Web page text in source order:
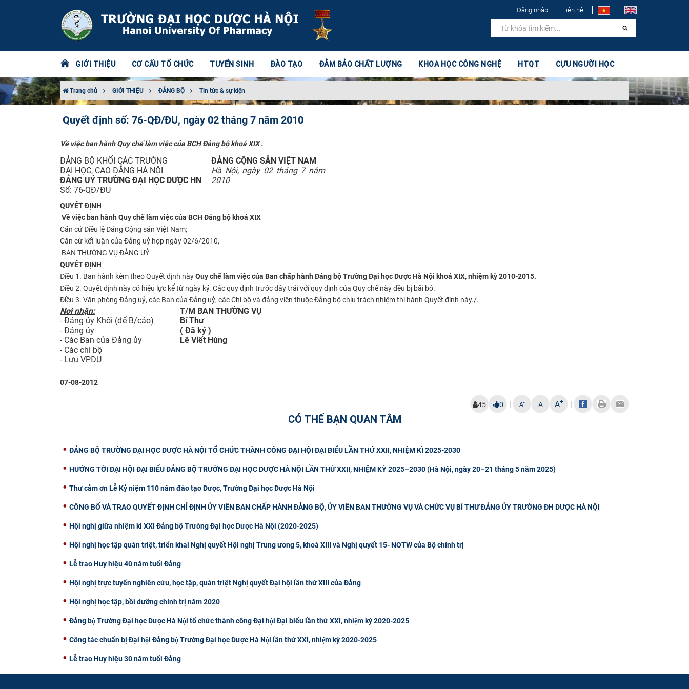
Đăng nhập Liên hệ
GIỚI THIỆU CƠ CẤU TỔ CHỨC TUYỂN SINH ĐÀO TẠO ĐẢM BẢO CHẤT LƯỢNG KHOA HỌC CÔNG NGHỆ HTQT CỰU NGƯỜI HỌC
Trang chủ GIỚI THIỆU ĐẢNG BỘ Tin tức & sự kiện
Quyết định số: 76-QĐ/ĐU, ngày 02 tháng 7 năm 2010
Về việc ban hành Quy chế làm việc của BCH Đảng bộ khoá XIX .
ĐẢNG BỘ KHỐI CÁC TRƯỜNG
ĐẠI HỌC, CAO ĐẲNG HÀ NỘI
ĐẢNG UỶ TRƯỜNG ĐẠI HỌC DƯỢC HN
Số: 76-QĐ/ĐU
ĐẢNG CỘNG SẢN VIỆT NAM
Hà Nội, ngày 02 tháng 7 năm
2010
QUYẾT ĐỊNH
Về việc ban hành Quy chế làm việc của BCH Đảng bộ khoá XIX
Căn cứ Điều lệ Đảng Cộng sản Việt Nam;
Căn cứ kết luận của Đảng uỷ họp ngày 02/6/2010,
BAN THƯỜNG VỤ ĐẢNG UỶ
QUYẾT ĐỊNH
Điều 1. Ban hành kèm theo Quyết định nàyQuy chế làm việc của Ban chấp hành Đảng bộ Trường Đại học Dược Hà Nội khoá XIX, nhiệm kỳ 2010-2015.
Điều 2. Quyết định này có hiệu lực kể từ ngày ký. Các quy định trước đây trái với quy định của Quy chế này đều bị bãi bỏ.
Điều 3. Văn phòng Đảng uỷ, các Ban của Đảng uỷ, các Chi bộ và đảng viên thuộc Đảng bộ chịu trách nhiệm thi hành Quyết định này./.
Nơi nhận:
- Đảng ủy Khối (để B/cáo)
- Đảng ủy
- Các Ban của Đảng ủy
- Các chi bộ
- Lưu VPĐU
T/M BAN THƯỜNG VỤ
Bí Thư
( Đã ký )
Lê Viết Hùng
07-08-2012
45 0 | A- A A+ |
CÓ THỂ BẠN QUAN TÂM
ĐẢNG BỘ TRƯỜNG ĐẠI HỌC DƯỢC HÀ NỘI TỔ CHỨC THÀNH CÔNG ĐẠI HỘI ĐẠI BIỂU LẦN THỨ XXII, NHIỆM KÌ 2025-2030
HƯỚNG TỚI ĐẠI HỘI ĐẠI BIỂU ĐẢNG BỘ TRƯỜNG ĐẠI HỌC DƯỢC HÀ NỘI LẦN THỨ XXII, NHIỆM KỲ 2025–2030 (Hà Nội, ngày 20–21 tháng 5 năm 2025)
Thư cảm ơn Lễ Kỷ niệm 110 năm đào tạo Dược, Trường Đại học Dược Hà Nội
CÔNG BỐ VÀ TRAO QUYẾT ĐỊNH CHỈ ĐỊNH ỦY VIÊN BAN CHẤP HÀNH ĐẢNG BỘ, ỦY VIÊN BAN THƯỜNG VỤ VÀ CHỨC VỤ BÍ THƯ ĐẢNG ỦY TRƯỜNG ĐH DƯỢC HÀ NỘI
Hội nghị giữa nhiệm kì XXI Đảng bộ Trường Đại học Dược Hà Nội (2020-2025)
Hội nghị học tập quán triệt, triển khai Nghị quyết Hội nghị Trung ương 5, khoá XIII và Nghị quyết 15- NQTW của Bộ chính trị
Lễ trao Huy hiệu 40 năm tuổi Đảng
Hội nghị trực tuyến nghiên cứu, học tập, quán triệt Nghị quyết Đại hội lần thứ XIII của Đảng
Hội nghị học tập, bồi dưỡng chính trị năm 2020
Đảng bộ Trường Đại học Dược Hà Nội tổ chức thành công Đại hội Đại biểu lần thứ XXI, nhiệm kỳ 2020-2025
Công tác chuẩn bị Đại hội Đảng bộ Trường Đại học Dược Hà Nội lần thứ XXI, nhiệm kỳ 2020-2025
Lễ trao Huy hiệu 30 năm tuổi Đảng